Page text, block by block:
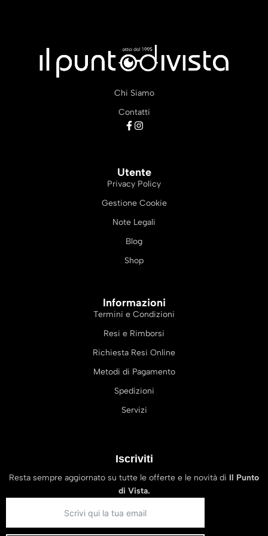
Chi Siamo
Contatti
Utente
Privacy Policy
Gestione Cookie
Note Legali
Blog
Shop
Informazioni
Termini e Condizioni
Resi e Rimborsi
Richiesta Resi Online
Metodi di Pagamento
Spedizioni
Servizi
Iscriviti
Resta sempre aggiornato su tutte le offerte e le novità di Il Punto
di Vista.